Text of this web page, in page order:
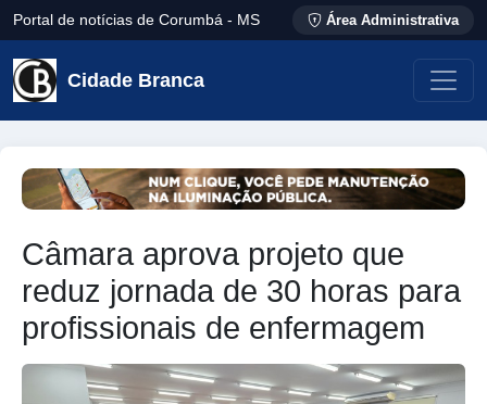
Portal de notícias de Corumbá - MS Área Administrativa
Cidade Branca
Câmara aprova projeto que
reduz jornada de 30 horas para
profissionais de enfermagem